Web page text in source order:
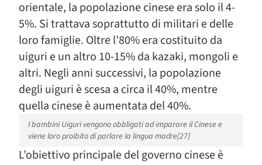
orientale, la popolazione cinese era solo il 4-
5%. Si trattava soprattutto di militari e delle
loro famiglie. Oltre l’80% era costituito da
uiguri e un altro 10-15% da kazaki, mongoli e
altri. Negli anni successivi, la popolazione
degli uiguri è scesa a circa il 40%, mentre
quella cinese è aumentata del 40%.
I bambini Uiguri vengono obbligati ad imparare il Cinese e
viene loro proibito di parlare la lingua madre[27]
L’obiettivo principale del governo cinese è